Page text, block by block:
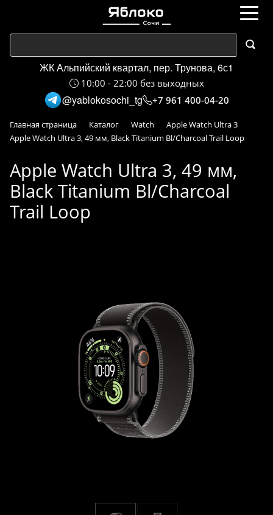
ЖК Альпийский квартал, пер. Трунова, 6с1
10:00 - 22:00 без выходных
@yablokosochi_tg +7 961 400-04-20
Главная страница Каталог Watch
Apple Watch Ultra 3
Apple Watch Ultra 3, 49 мм, Black Titanium Bl/Charcoal Trail Loop
Apple Watch Ultra 3, 49 мм,
Black Titanium Bl/Charcoal
Trail Loop